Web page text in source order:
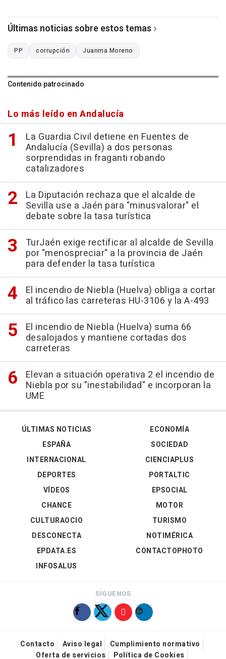
Últimas noticias sobre estos temas
PP corrupción Juanma Moreno
Contenido patrocinado
Lo más leído en Andalucía
La Guardia Civil detiene en Fuentes de
Andalucía (Sevilla) a dos personas
sorprendidas in fraganti robando
catalizadores
La Diputación rechaza que el alcalde de
Sevilla use a Jaén para "minusvalorar" el
debate sobre la tasa turística
TurJaén exige rectificar al alcalde de Sevilla
por "menospreciar" a la provincia de Jaén
para defender la tasa turística
El incendio de Niebla (Huelva) obliga a cortar
al tráfico las carreteras HU-3106 y la A-493
El incendio de Niebla (Huelva) suma 66
desalojados y mantiene cortadas dos
carreteras
Elevan a situación operativa 2 el incendio de
Niebla por su "inestabilidad" e incorporan la
UME
ÚLTIMAS NOTICIAS
ESPAÑA
INTERNACIONAL
DEPORTES
VÍDEOS
ECONOMÍA
SOCIEDAD
CIENCIAPLUS
PORTALTIC
EPSOCIAL
CHANCE
CULTURAOCIO
DESCONECTA
EPDATA.ES
INFOSALUS
MOTOR
TURISMO
NOTIMÉRICA
CONTACTOPHOTO
SÍGUENOS
Contacto Aviso legal
Cumplimiento normativo
Oferta de servicios
Política de Cookies